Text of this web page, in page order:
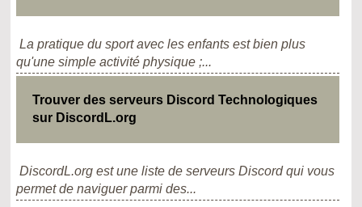
La pratique du sport avec les enfants est bien plus
qu'une simple activité physique ;...
Trouver des serveurs Discord Technologiques
sur DiscordL.org
DiscordL.org est une liste de serveurs Discord qui vous
permet de naviguer parmi des...